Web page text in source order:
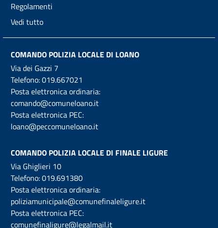
Regolamenti
Vedi tutto
COMANDO POLIZIA LOCALE DI LOANO
Via dei Gazzi 7
Telefono:019.667021
Posta elettronica ordinaria:
comando@comuneloano.it
Posta elettronica PEC:
loano@peccomuneloano.it
COMANDO POLIZIA LOCALE DI FINALE LIGURE
Via Ghiglieri 10
Telefono:019.691380
Posta elettronica ordinaria:
poliziamunicipale@comunefinaleligure.it
Posta elettronica PEC:
comunefinaligure@legalmail.it